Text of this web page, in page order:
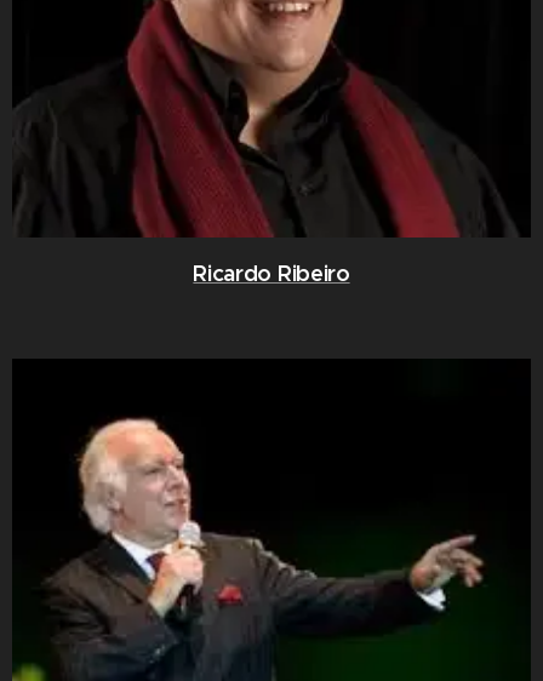
Ricardo Ribeiro